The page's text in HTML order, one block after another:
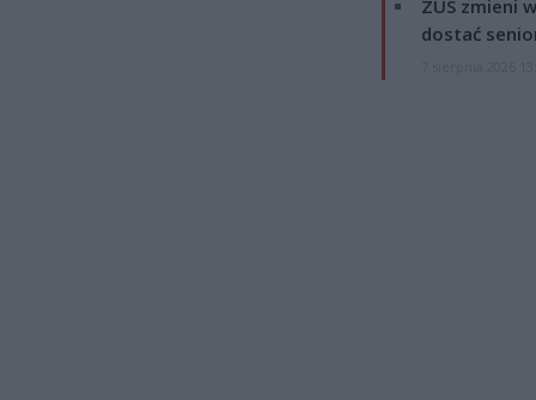
ZUS zmieni
dostać